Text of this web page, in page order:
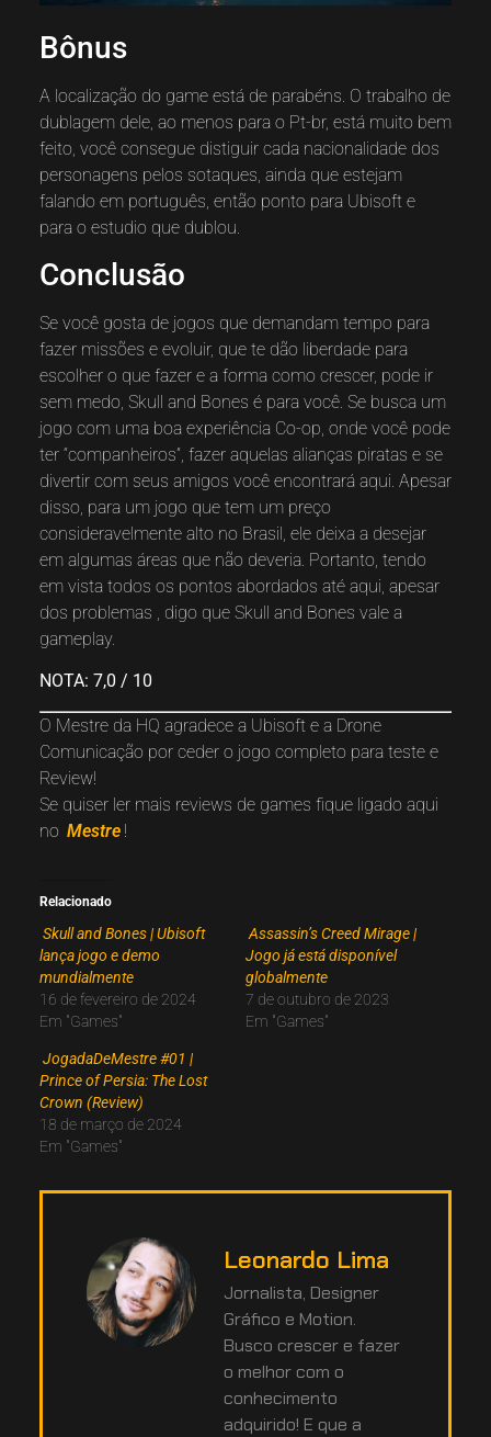
Bônus
A localização do game está de parabéns. O trabalho de
dublagem dele, ao menos para o Pt-br, está muito bem
feito, você consegue distiguir cada nacionalidade dos
personagens pelos sotaques, ainda que estejam
falando em português, então ponto para Ubisoft e
para o estudio que dublou.
Conclusão
Se você gosta de jogos que demandam tempo para
fazer missões e evoluir, que te dão liberdade para
escolher o que fazer e a forma como crescer, pode ir
sem medo, Skull and Bones é para você. Se busca um
jogo com uma boa experiência Co-op, onde você pode
ter “companheiros”, fazer aquelas alianças piratas e se
divertir com seus amigos você encontrará aqui. Apesar
disso, para um jogo que tem um preço
consideravelmente alto no Brasil, ele deixa a desejar
em algumas áreas que não deveria. Portanto, tendo
em vista todos os pontos abordados até aqui, apesar
dos problemas , digo que Skull and Bones vale a
gameplay.
NOTA: 7,0 / 10
O Mestre da HQ agradece a Ubisoft e a Drone
Comunicação por ceder o jogo completo para teste e
Review!
Se quiser ler mais reviews de games fique ligado aqui
no Mestre !
Relacionado
Skull and Bones | Ubisoft
lança jogo e demo
mundialmente
16 de fevereiro de 2024
Em "Games"
Assassin’s Creed Mirage |
Jogo já está disponível
globalmente
7 de outubro de 2023
Em "Games"
JogadaDeMestre #01 |
Prince of Persia: The Lost
Crown (Review)
18 de março de 2024
Em "Games"
Leonardo Lima
Jornalista, Designer
Gráfico e Motion.
Busco crescer e fazer
o melhor com o
conhecimento
adquirido! E que a